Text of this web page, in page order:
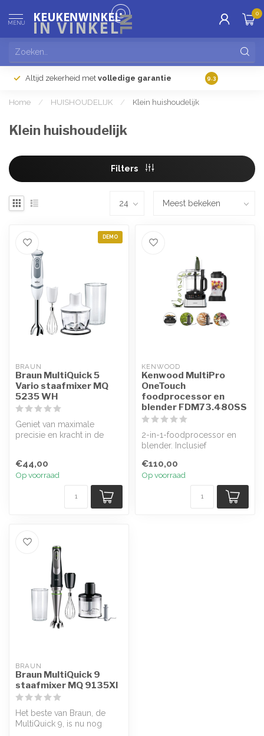
MENU
0
Altijd zekerheid met volledige garantie Gratis
9.3
Home / HUISHOUDELIJK / Klein huishoudelijk
Klein huishoudelijk
Filters
DEMO
BRAUN
Braun MultiQuick 5
Vario staafmixer MQ
5235 WH
Geniet van maximale
precisie en kracht in de
€44,00
Op voorraad
KENWOOD
Kenwood MultiPro
OneTouch
foodprocessor en
blender FDM73.480SS
2-in-1-foodprocessor en
blender. Inclusief
voorinstellingen, om ing...
€110,00
Op voorraad
BRAUN
Braun MultiQuick 9
staafmixer MQ 9135XI
Het beste van Braun, de
MultiQuick 9, is nu nog